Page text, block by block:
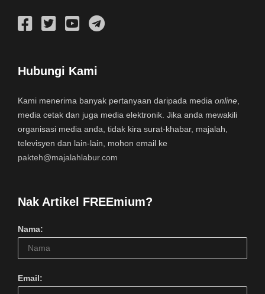
Hubungi Kami
Kami menerima banyak pertanyaan daripada media online
media cetak dan juga media elektronik. Jika anda mewakili
organisasi media anda, tidak kira surat-khabar, majalah,
televisyen dan lain-lain, mohon email ke
pakteh@majalahlabur.com
Nak Artikel FREEmium?
Nama:
Email: